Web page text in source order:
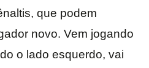
que podem
novo. Vem jogando
o lado esquerdo, vai